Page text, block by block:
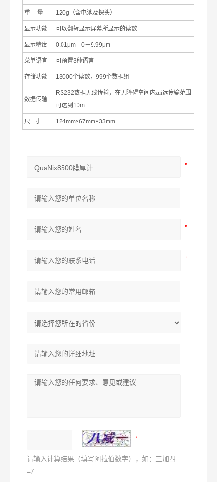
重 量 120g （含电池及探头）
显示功能 可以翻转显示屏幕所显示的读数
显示精度 0.01μm 0－9.99μm
菜单语言 可预置3种语言
存储功能 13000个读数，999个数据组
数据传输
RS232数据无线传输，在无障碍空间内zui远传输范围
可达到 10m
尺 寸 124mm×67mm×33mm
请输入计算结果（填写阿拉伯数字），如：三加四
=7